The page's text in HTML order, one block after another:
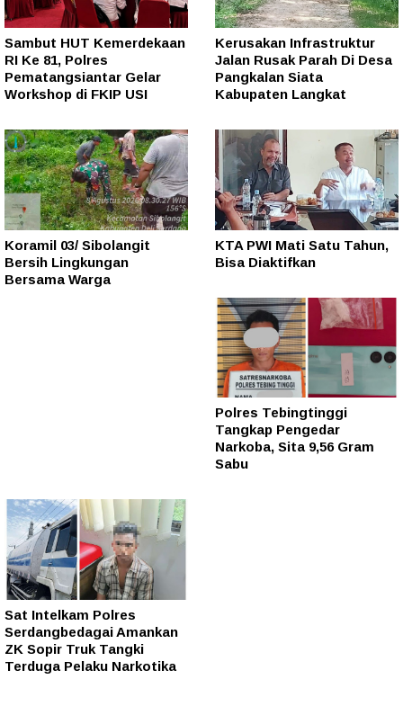
Sambut HUT Kemerdekaan
RI Ke 81, Polres
Pematangsiantar Gelar
Workshop di FKIP USI
Kerusakan Infrastruktur
Jalan Rusak Parah Di Desa
Pangkalan Siata
Kabupaten Langkat
Koramil 03/ Sibolangit
Bersih Lingkungan
Bersama Warga
KTA PWI Mati Satu Tahun,
Bisa Diaktifkan
Polres Tebingtinggi
Tangkap Pengedar
Narkoba, Sita 9,56 Gram
Sabu
Sat Intelkam Polres
Serdangbedagai Amankan
ZK Sopir Truk Tangki
Terduga Pelaku Narkotika